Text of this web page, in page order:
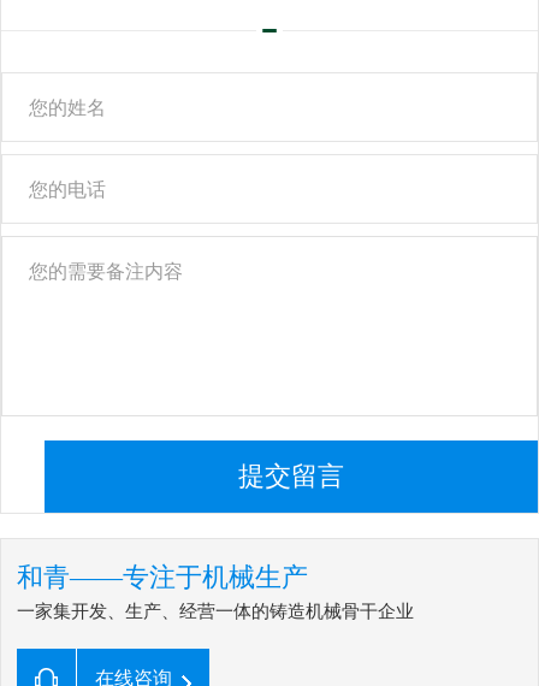
提交留言
和青——专注于机械生产
一家集开发、生产、经营一体的铸造机械骨干企业
在线咨询